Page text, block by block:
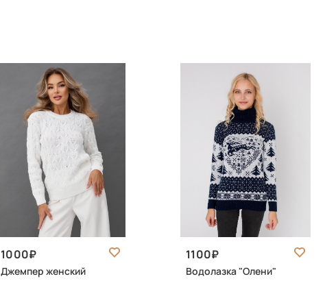
1000
Джемпер женский
1100
Водолазка "Олени"